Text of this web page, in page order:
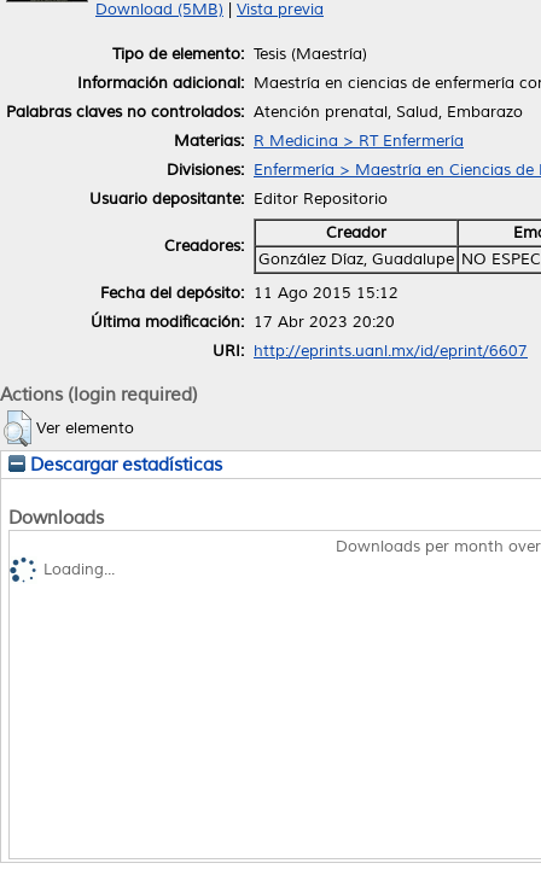
Download (5MB)
Vista previa
Tipo de elemento: Tesis (Maestría)
Información adicional: Maestría en ciencias de enfermería
Palabras claves no controlados: Atención prenatal, Salud, Embarazo
Materias: R Medicina > RT Enfermería
Divisiones: Enfermería > Maestría en Ciencias de
Usuario depositante: Editor Repositorio
Creadores:
Creador
González Díaz, Guadalupe NO
Fecha del depósito: 11 Ago 2015 15:12
Última modificación: 17 Abr 2023 20:20
URI: http://eprints.uanl.mx/id/eprint/6607
Actions (login required)
Ver elemento
Descargar estadísticas
Downloads
Downloads per month
Loading...